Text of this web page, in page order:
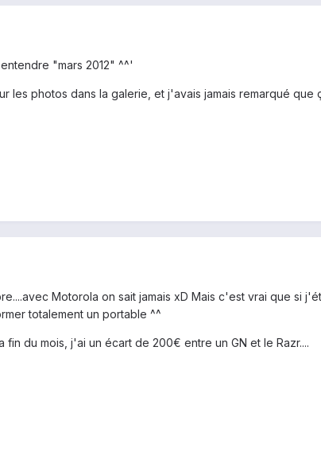
"mars 2012" ^^'
les photos dans la galerie, et j'avais jamais remarqué
Motorola on sait jamais xD Mais c'est vrai que si
totalement un portable ^^
du mois, j'ai un écart de 200€ entre un GN et le Razr....